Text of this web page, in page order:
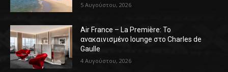
5 Αυγούστου, 2026
Air France – La Première: Το
ανακαινισμένο lounge στο Charles de
Gaulle
4 Αυγούστου, 2026